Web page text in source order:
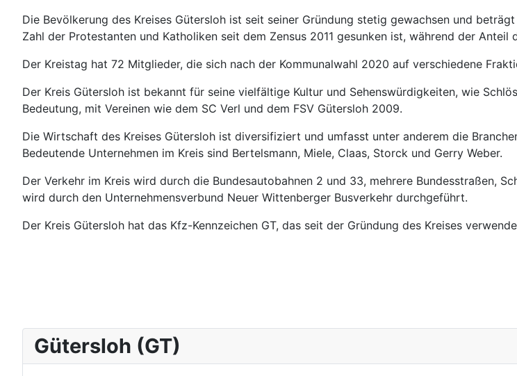
Die Bevölkerung des Kreises Gütersloh ist seit seiner Gründung stetig gewachsen und
Zahl der Protestanten und Katholiken seit dem Zensus 2011 gesunken ist, während der Anteil
Der Kreistag hat 72 Mitglieder, die sich nach der Kommunalwahl 2020 auf verschiedene
Der Kreis Gütersloh ist bekannt für seine vielfältige Kultur und Sehenswürdigkeiten, wie
Bedeutung, mit Vereinen wie dem SC Verl und dem FSV Gütersloh 2009.
Die Wirtschaft des Kreises Gütersloh ist diversifiziert und umfasst unter anderem die
Bedeutende Unternehmen im Kreis sind Bertelsmann, Miele, Claas, Storck und Gerry Weber.
Der Verkehr im Kreis wird durch die Bundesautobahnen 2 und 33, mehrere Bundesstraßen,
wird durch den Unternehmensverbund Neuer Wittenberger Busverkehr durchgeführt.
Der Kreis Gütersloh hat das Kfz-Kennzeichen GT, das seit der Gründung des Kreises
Gütersloh (GT)